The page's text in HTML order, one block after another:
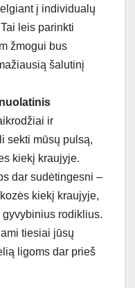
į individualų
leis parinkti
žmogui bus
šalutinį
ir
sekti mūsų pulsą,
kiekį kraujyje.
dar sudėtingesni –
kiekį kraujyje,
rodiklius.
tiesiai jūsų
ligoms dar prieš